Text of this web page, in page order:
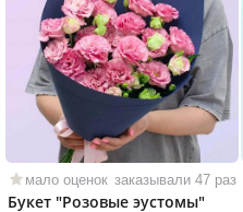
мало оценок заказывали 47 раз
Букет "Розовые эустомы"